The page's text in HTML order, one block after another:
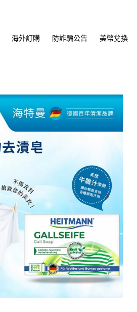
海外訂購 防詐騙公告 美幣兌換